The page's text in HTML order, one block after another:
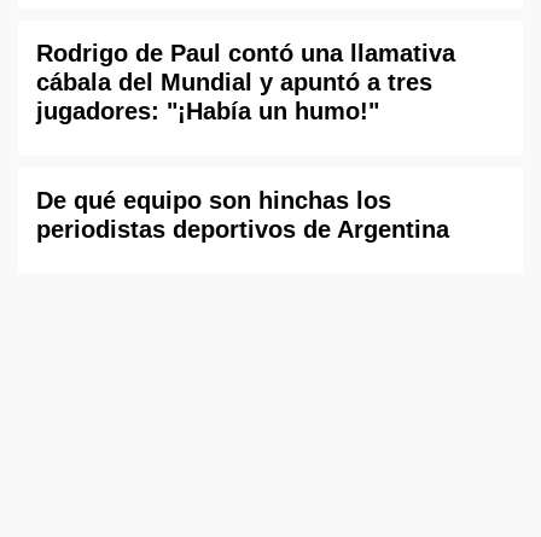
Rodrigo de Paul contó una llamativa
cábala del Mundial y apuntó a tres
jugadores: "¡Había un humo!"
De qué equipo son hinchas los
periodistas deportivos de Argentina